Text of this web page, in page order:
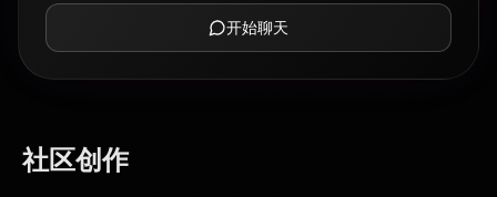
开始聊天
社区创作